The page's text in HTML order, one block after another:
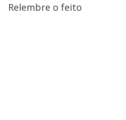
Relembre o feito